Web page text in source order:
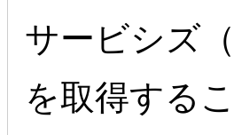
サービシズ
を取得する